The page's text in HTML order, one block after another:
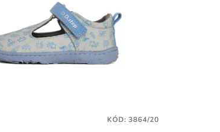
KÓD:3864/20